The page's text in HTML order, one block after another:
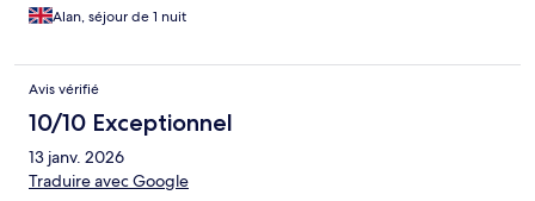
Alan, séjour de 1 nuit
Avis vérifié
10/10 Exceptionnel
13 janv. 2026
Traduire avec Google